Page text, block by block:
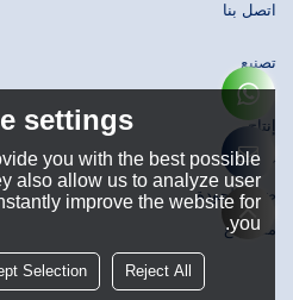
اتصل بنا
تصنيع
تصميم
إنتاج
حَشد
ضبط الجودة
مستودع
settings
you with the best possible
also allow us to analyze user
improve the website for
you.
Reject All
Selection